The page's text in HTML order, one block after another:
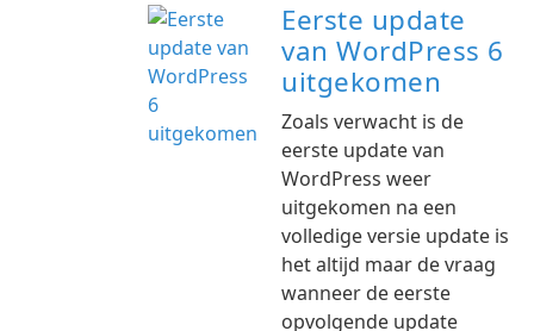
Eerste update
van WordPress 6
uitgekomen
Zoals verwacht is de
eerste update van
WordPress weer
uitgekomen na een
volledige versie update is
het altijd maar de vraag
wanneer de eerste
opvolgende update